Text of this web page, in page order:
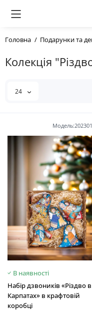
Головна Подарунки та
Колекція
24
В наявності
Набір дзвоників «Різдво в
Карпатах» в крафтовій
коробці